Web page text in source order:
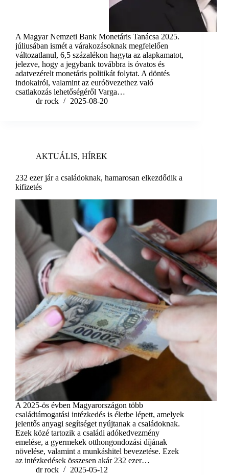
A Magyar Nemzeti Bank Monetáris Tanácsa 2025.
júliusában ismét a várakozásoknak megfelelően
változatlanul, 6,5 százalékon hagyta az alapkamatot,
jelezve, hogy a jegybank továbbra is óvatos és
adatvezérelt monetáris politikát folytat. A döntés
indokairól, valamint az euróövezethez való
csatlakozás lehetőségéről Varga…
dr rock
2025-08-20
AKTUÁLIS, HÍREK
232 ezer jár a családoknak, hamarosan elkezdődik a
kifizetés
A 2025-ös évben Magyarországon több
családtámogatási intézkedés is életbe lépett, amelyek
jelentős anyagi segítséget nyújtanak a családoknak.
Ezek közé tartozik a családi adókedvezmény
emelése, a gyermekek otthongondozási díjának
növelése, valamint a munkáshitel bevezetése. Ezek
az intézkedések összesen akár 232 ezer…
dr rock
2025-05-12